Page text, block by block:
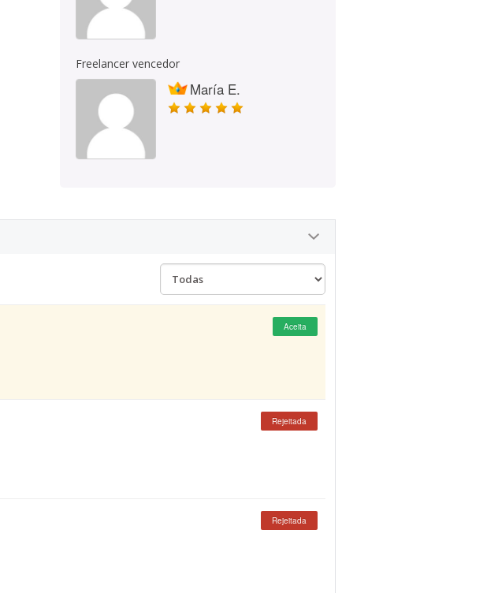
Freelancer vencedor
María E.
Aceita
Rejeitada
Rejeitada